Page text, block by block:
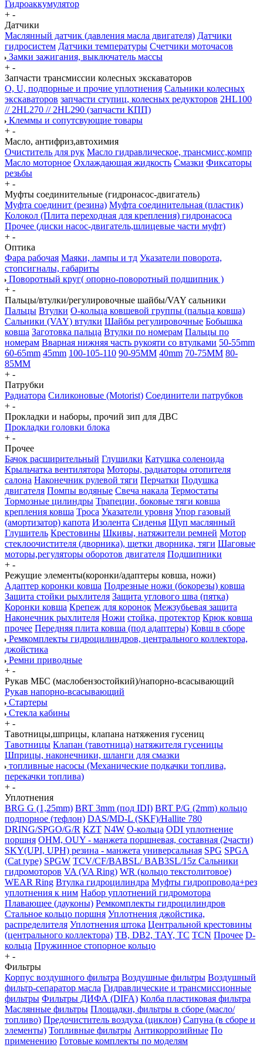
Гидроаккумулятор
+ -
Датчики
Маслянный датчик (давления масла двигателя) Датчики
гидросистем Датчики температуры Счетчики моточасов
Замки зажигания, выключатель массы
+ -
Запчасти трансмиссии колесных экскаваторов
О, U, подпорные и прочие уплотнения Сальники колесных
экскаваторов запчасти ступиц, колесных редукторов 2HL100
// 2HL270 // 2HL290 (запчасти КПП)
Клеммы и сопутсвующие товары
+ -
Масло, антифриз,автохимия
Очиститель для рук Масло гидравлическое, трансмисс,компр
Масло моторное Охлаждающая жидкость Смазки Фиксаторы
резьбы
+ -
Муфты соединительные (гидронасос-двигатель)
Муфта соединит (резина) Муфта соединительная (пластик)
Колокол (Плита переходная для крепления) гидронасоса
Прочее (диски насос-двигатель,шлицевые части муфт)
+ -
Оптика
Фара рабочая Маяки, лампы и тд Указатели поворота,
стопсигналы, габариты
Поворотный круг( опорно-поворотный подшипник )
+ -
Пальцы/втулки/регулировочные шайбы/VAY сальники
Пальцы Втулки О-кольца ковшевой группы (пальца ковша)
Сальники (VAY) втулки Шайбы регулировочные Бобышка
ковша Заготовка пальца Втулки по номерам Пальцы по
номерам Вварная нижняя часть рукояти со втулками 50-55mm
60-65mm 45mm 100-105-110 90-95MM 40mm 70-75MM 80-
85MM
+ -
Патрубки
Радиатора Силиконовые (Motorist) Соединители патрубков
+ -
Прокладки и наборы, прочий зип для ДВС
Прокладки головки блока
+ -
Прочее
Бачок расширительный Глушилки Катушка соленоида
Крыльчатка вентилятора Моторы, радиаторы отопителя
салона Наконечник рулевой тяги Перчатки Подушка
двигателя Помпы водяные Свеча накала Термостаты
Тормозные цилиндры Трапеции, боковые тяги ковша
крепления ковша Троса Указатели уровня Упор газовый
(амортизатор) капота Изолента Сиденья Щуп маслянный
Глушитель Крестовины Шкивы, натяжители ремней Мотор
стеклоочистителя (дворника), щетки дворника, тяги Шаговые
моторы,регуляторы оборотов двигателя Подшипники
+ -
Режущие элементы(коронки/адаптеры ковша, ножи)
Адаптер коронки ковша Подрезные ножи (бокорезы) ковша
Защита стойки рыхлителя Защита углового шва (пятка)
Коронки ковша Крепеж для коронок Межзубьевая защита
Наконечник рыхлителя Ножи стойка, протектор Крюк ковша
прочее Передняя плита ковша (под адаптеры) Ковш в сборе
Ремкомплекты гидроцилиндров, центрального коллектора,
джойстика
Ремни приводные
+ -
Рукав МБС (маслобензостойкий)/напорно-всасывающий
Рукав напорно-всасывающий
Стартеры
Стекла кабины
+ -
Тавотницы,шприцы, клапана натяжения гусениц
Тавотницы Клапан (тавотница) натяжителя гусеницы
Шприцы, наконечники, шланги для смазки
топливные насосы (Механические подкачки топлива,
перекачки топлива)
+ -
Уплотнения
BRG G (1,25mm) BRT 3mm (под IDI) BRT P/G (2mm) кольцо
подпорное (тефлон) DAS/MD-L (SKF)/Hallite 780
DRING/SPGO/G/R KZT N4W O-кольца ODI уплотнение
поршня OHM, OUY - манжета поршневая, составная (2части)
SKY(UPI, UPH) резина - манжета универсальная SPG SPGA
(Cat type) SPGW TCV/CF/BABSL/ BAB3SL/15z Сальники
гидромоторов VA (VA Ring) WR (кольцо текстолитовое)
WEAR Ring Втулка гидроцилиндра Муфты гидропровода+рез
уплотнения к ним Набор уплотнений гидромотора
Плавающее (дауконы) Ремкомплекты гидроцилиндров
Стальное кольцо поршня Уплотнения джойстика,
распределителя Уплотнения штока Центральной крестовины
(центрального коллектора) TB, DB2, TAY, TC TCN Прочее D-
кольца Пружинное стопорное кольцо
+ -
Фильтры
Корпус воздушного фильтра Воздушные фильтры Воздушный
фильтр-сепаратор масла Гидравлические и трансмиссионные
фильтры Фильтры ДИФА (DIFA) Колба пластиковая фильтра
Маслянные фильтры Площадки, фильтры в сборе (масло/
топливо) Предочиститель воздуха (циклон) Сапуна (в сборе и
элементы) Топливные фильтры Антикоррозийные По
применению Готовые комплекты по моделям